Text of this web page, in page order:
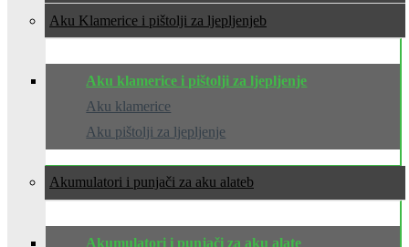
Aku Klamerice i pištolji za ljepljenje
Aku klamerice i pištolji za ljepljenje
Aku klamerice
Aku pištolji za ljepljenje
Akumulatori i punjači za aku alate
Akumulatori i punjači za aku alate